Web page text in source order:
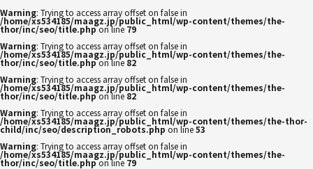
Warning: Trying to access array offset on false in
/home/xs534185/maagz.jp/public_html/wp-content/themes/the-
thor/inc/seo/title.phpon line 79
Warning: Trying to access array offset on false in
/home/xs534185/maagz.jp/public_html/wp-content/themes/the-
thor/inc/seo/title.phpon line 82
Warning: Trying to access array offset on false in
/home/xs534185/maagz.jp/public_html/wp-content/themes/the-
thor/inc/seo/title.phpon line 82
Warning: Trying to access array offset on false in
/home/xs534185/maagz.jp/public_html/wp-content/themes/the-thor-
child/inc/seo/description_robots.php on line53
Warning: Trying to access array offset on false in
/home/xs534185/maagz.jp/public_html/wp-content/themes/the-
thor/inc/seo/title.phpon line 79